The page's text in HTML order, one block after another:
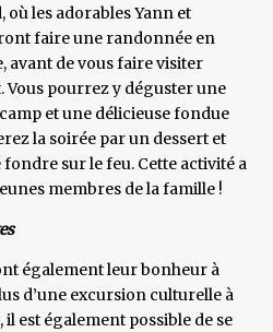
les adorables Yann et
faire une randonnée en
avant de vous faire visiter
Vous pourrez y déguster une
et une délicieuse fondue
la soirée par un dessert et
sur le feu. Cette activité a
membres de la famille !
également leur bonheur à
d’une excursion culturelle à
est également possible de se